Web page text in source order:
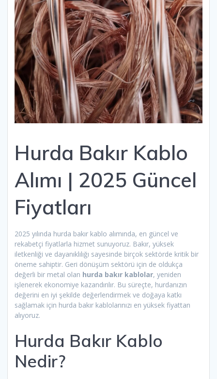
Hurda Bakır Kablo
Alımı | 2025 Güncel
Fiyatları
2025 yılında hurda bakır kablo alımında, en güncel ve
rekabetçi fiyatlarla hizmet sunuyoruz. Bakır, yüksek
iletkenliği ve dayanıklılığı sayesinde birçok sektörde kritik bir
öneme sahiptir. Geri dönüşüm sektörü için de oldukça
değerli bir metal olan hurda bakır kablolar, yeniden
işlenerek ekonomiye kazandırılır. Bu süreçte, hurdanızın
değerini en iyi şekilde değerlendirmek ve doğaya katkı
sağlamak için hurda bakır kablolarınızı en yüksek fiyattan
alıyoruz.
Hurda Bakır Kablo
Nedir?